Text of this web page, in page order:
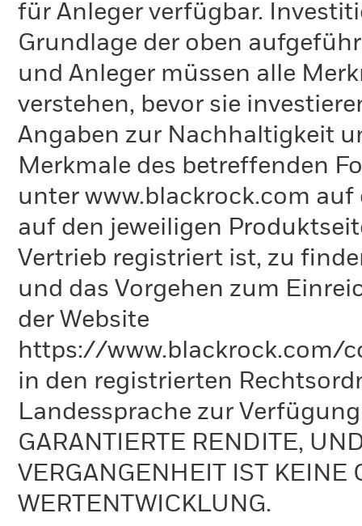
für Anleger verfügbar.
Grundlage der oben
und Anleger müssen alle
verstehen, bevor sie
Angaben zur Nachhaltigkeit
Merkmale des betreffenden
unter www.blackrock.com auf
auf den jeweiligen
Vertrieb registriert ist, zu
und das Vorgehen zum
der Website
https://www.blackrock.com/
in den registrierten
Landessprache zur
GARANTIERTE RENDITE,
VERGANGENHEIT IST KEINE
WERTENTWICKLUNG.